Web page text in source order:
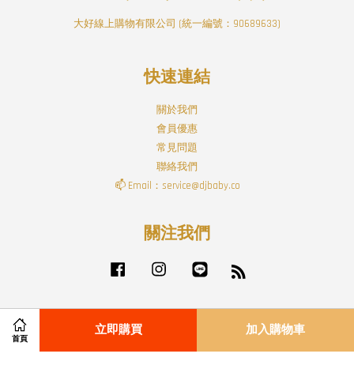
首頁
立即購買 加入購物車
大好線上購物有限公司 (統一編號：90689633)
快速連結
關於我們
會員優惠
常見問題
聯絡我們
📫 Email：service@djbaby.co
關注我們
Facebook Instagram